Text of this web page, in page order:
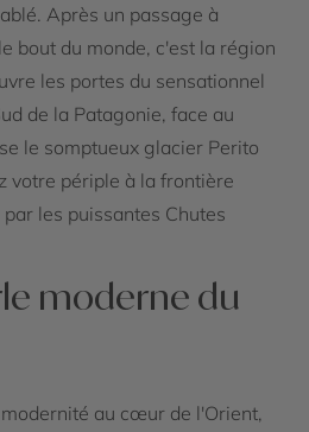
Après un passage à
bout du monde, c'est la région
les portes du sensationnel
de la Patagonie, face au
le somptueux glacier Perito
votre périple à la frontière
les puissantes Chutes
moderne du
au cœur de l'Orient,